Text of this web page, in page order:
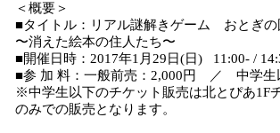
＜概要＞
■タイトル：リアル謎解きゲーム おとぎの
〜消えた絵本の住人たち〜
■開催日時：2017年1月29日(日) 11:00- /
■参 加 料：一般前売：2,000円 ／ 中学生
※中学生以下のチケット販売は北とぴあ1F
のみでの販売となります。